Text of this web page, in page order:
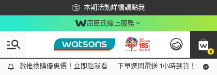
本期活動詳情請點我
下載app最高回饋$350
屈臣氏線上服務
0
激推換購優惠價！立即點我看
激推換購優惠價！立即點我看 下單選閃電送 1小時到貨！領神